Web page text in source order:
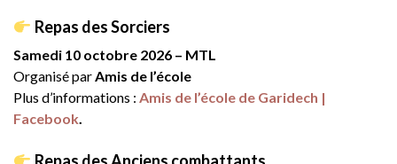
Repas des Sorciers
Samedi 10 octobre 2026 – MTL
Organisé parAmis de l’école
Plus d’informations : Amis de l’école de Garidech |
Facebook.